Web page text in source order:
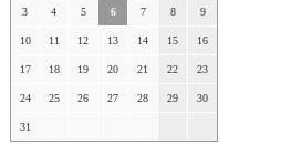
3 4 5 6 7 8 9
10 11 12 13 14 15 16
17 18 19 20 21 22 23
24 25 26 27 28 29 30
31